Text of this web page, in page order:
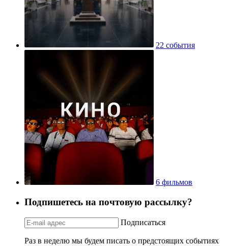
22 события
6 фильмов
Подпишетесь на почтовую рассылку?
Подписаться
Раз в неделю мы будем писать о предстоящих событиях